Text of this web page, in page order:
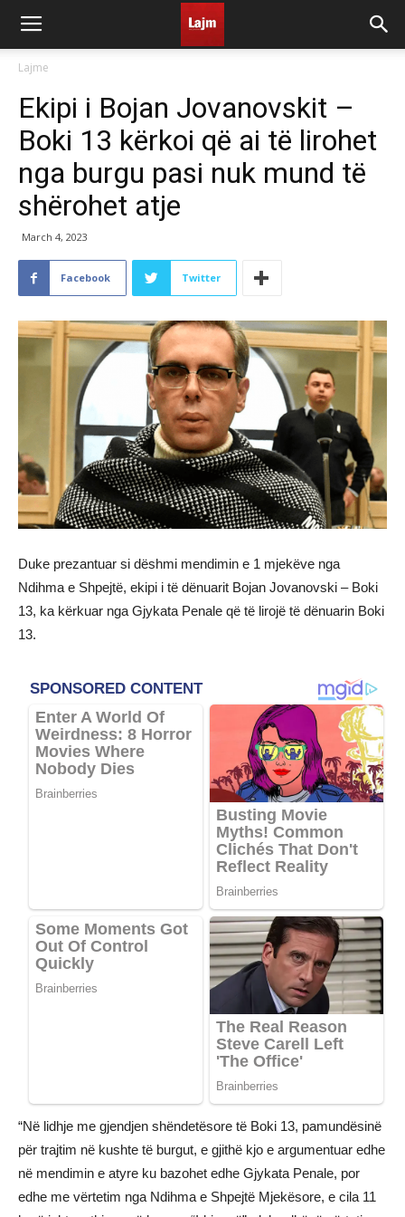
Lajme
Ekipi i Bojan Jovanovskit –
Boki 13 kërkoi që ai të lirohet
nga burgu pasi nuk mund të
shërohet atje
March 4, 2023
Facebook Twitter
Duke prezantuar si dëshmi mendimin e 1 mjekëve nga
Ndihma e Shpejtë, ekipi i të dënuarit Bojan Jovanovski – Boki
13, ka kërkuar nga Gjykata Penale që të lirojë të dënuarin Boki
13.
“Në lidhje me gjendjen shëndetësore të Boki 13, pamundësinë
për trajtim në kushte të burgut, e gjithë kjo e argumentuar edhe
në mendimin e atyre ku bazohet edhe Gjykata Penale, por
edhe me vërtetim nga Ndihma e Shpejtë Mjekësore, e cila 11